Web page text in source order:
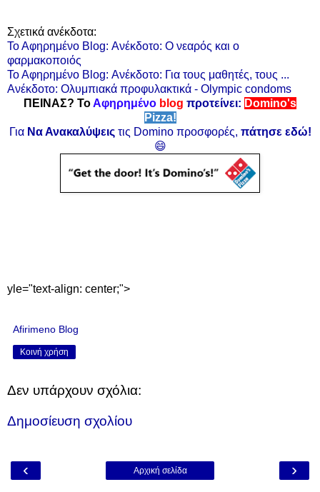
Σχετικά ανέκδοτα:
Το Αφηρημένο Blog: Ανέκδοτο: Ο νεαρός και ο
φαρμακοποιός
Το Αφηρημένο Blog: Ανέκδοτο: Για τους μαθητές, τους ...
Ανέκδοτο: Ολυμπιακά προφυλακτικά - Olympic condoms
ΠΕΙΝΑΣ? ΤοΑφηρημένο blog προτείνει: Domino's
Pizza!
Για Να Ανακαλύψειςτις Domino προσφορές, πάτησε εδώ!
😄
yle="text-align: center;">
Afirimeno Blog
Κοινή χρήση
Δεν υπάρχουν σχόλια:
Δημοσίευση σχολίου
‹ ›
Αρχική σελίδα